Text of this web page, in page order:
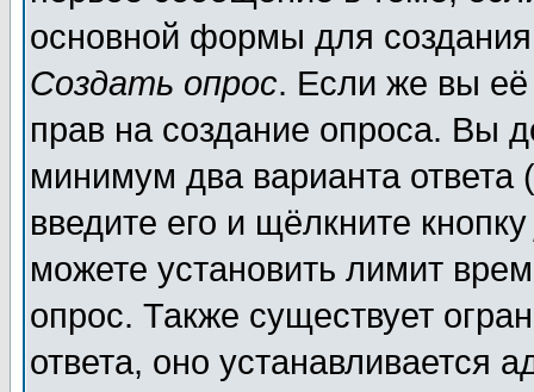
основной формы для
Создать опрос. Если же вы её
прав на создание опроса. Вы
минимум два варианта ответа
введите его и щёлкните
можете установить лимит
опрос. Также существует
ответа, оно устанавливается